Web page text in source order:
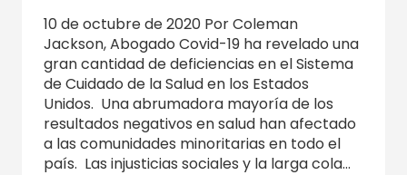
10 de octubre de 2020 Por Coleman
Jackson, Abogado Covid-19 ha revelado una
gran cantidad de deficiencias en el Sistema
de Cuidado de la Salud en los Estados
Unidos. Una abrumadora mayoría de los
resultados negativos en salud han afectado
a las comunidades minoritarias en todo el
país. Las injusticias sociales y la larga cola…